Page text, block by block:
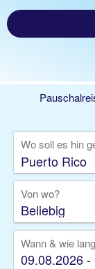
Rundreise
Gruppenreise
Wo soll es hin
Von wo?
Beliebig
Wann & wie
09.08.2026